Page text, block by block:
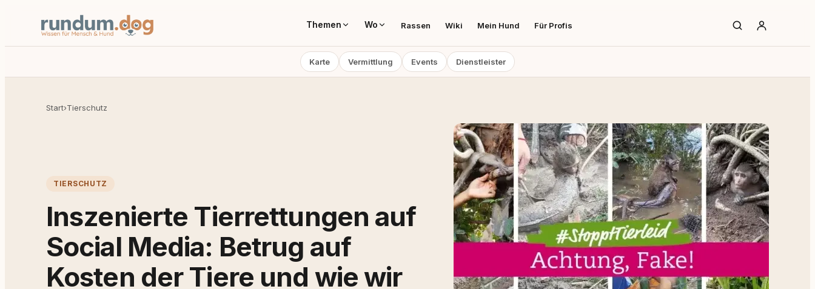
Themen Wo Rassen Wiki Mein Hund Für Profis
Karte Vermittlung Events Dienstleister
Start›Tierschutz
TIERSCHUTZ
Inszenierte Tierrettungen auf
Social Media: Betrug auf
Kosten der Tiere und wie wir